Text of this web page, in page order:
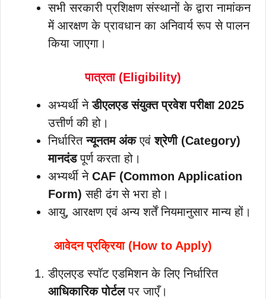
सभी सरकारी प्रशिक्षण संस्थानों के द्वारा नामांकन
में आरक्षण के प्रावधान का अनिवार्य रूप से पालन
किया जाएगा।
पात्रता (Eligibility)
अभ्यर्थी नेडीएलएड संयुक्त प्रवेश परीक्षा 2025
उत्तीर्ण की हो।
निर्धारितन्यूनतम अंकएवंश्रेणी (Category)
मानदंडपूर्ण करता हो।
अभ्यर्थी ने CAF (Common Application
Form) सही ढंग से भरा हो।
आयु, आरक्षण एवं अन्य शर्तें नियमानुसार मान्य हों।
आवेदन प्रक्रिया (How to Apply)
डीएलएड स्पॉट एडमिशन के लिए निर्धारित
आधिकारिक पोर्टलपर जाएँ।